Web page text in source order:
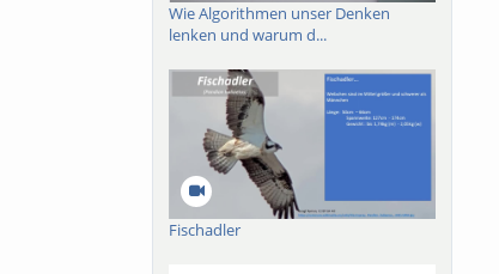
Wie Algorithmen unser Denken
lenken und warum d...
Fischadler